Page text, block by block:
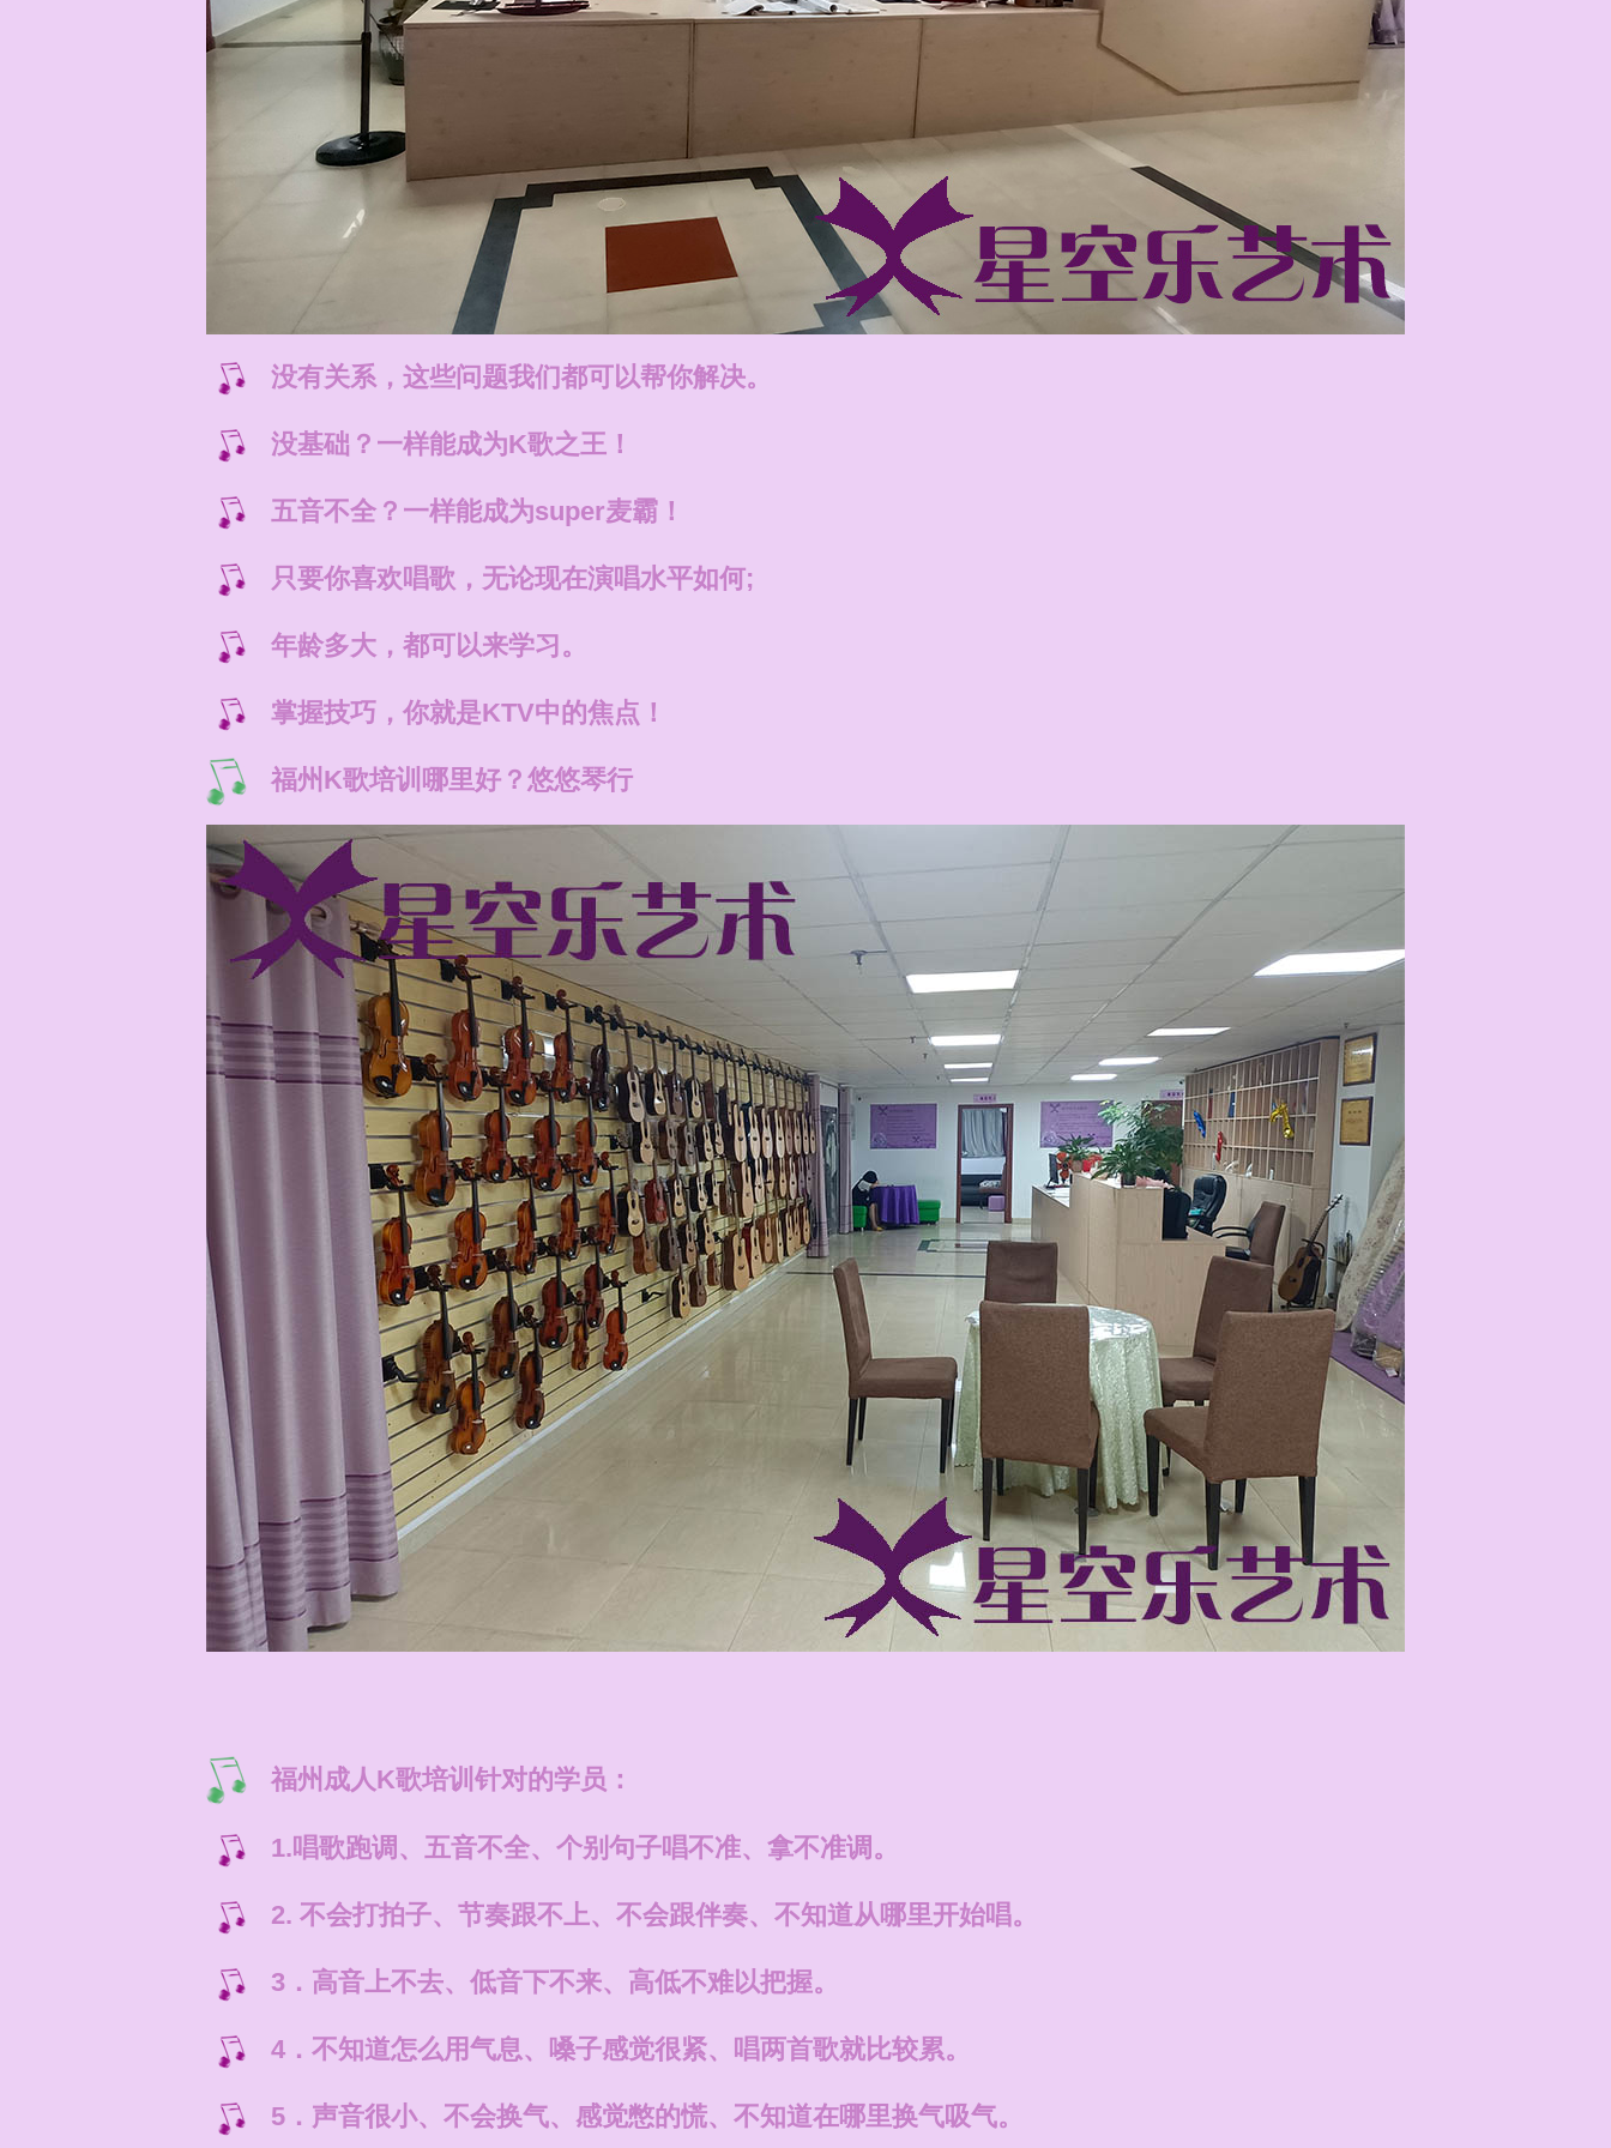
没有关系，这些问题我们都可以帮你解决。
没基础？一样能成为K歌之王！
五音不全？一样能成为super麦霸！
只要你喜欢唱歌，无论现在演唱水平如何;
年龄多大，都可以来学习。
掌握技巧，你就是KTV中的焦点！
福州K歌培训哪里好？悠悠琴行
福州成人K歌培训针对的学员：
1.唱歌跑调、五音不全、个别句子唱不准、拿不准调。
2. 不会打拍子、节奏跟不上、不会跟伴奏、不知道从哪里开始唱。
3．高音上不去、低音下不来、高低不难以把握。
4．不知道怎么用气息、嗓子感觉很紧、唱两首歌就比较累。
5．声音很小、不会换气、感觉憋的慌、不知道在哪里换气吸气。